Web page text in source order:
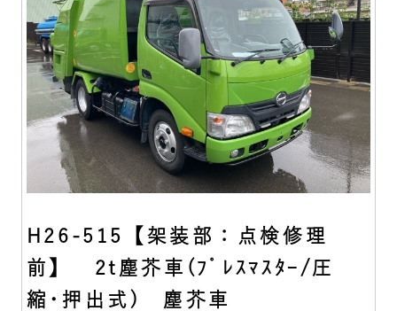
H26-515【架装部：点検修理
前】 2t塵芥車(ﾌﾟﾚｽﾏｽﾀｰ/圧
縮･押出式) 塵芥車